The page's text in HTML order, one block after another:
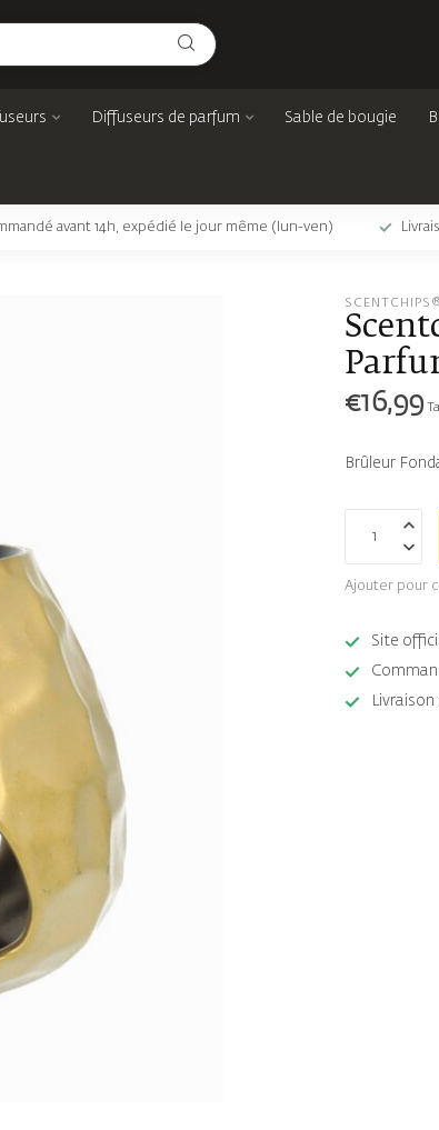
Diffuseurs de parfum Sable de bougie
avant 14h, expédié le jour même (lun-ven)
€16,99
Brûleur
Ajouter pour
Site